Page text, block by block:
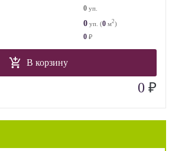
0 уп.
0 уп. (0 м2)
0 ₽
В корзину
0 ₽